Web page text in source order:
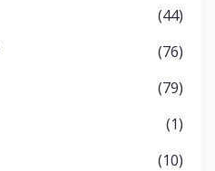
(44)
(76)
(79)
(1)
(10)